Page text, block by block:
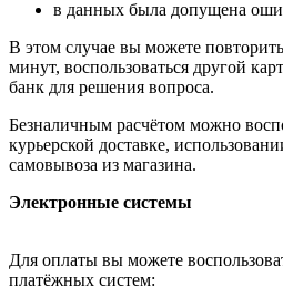
в данных была допущена
В этом случае вы можете
минут, воспользоваться другой
банк для решения вопроса.
Безналичным расчётом можно
курьерской доставке,
самовывоза из магазина.
Электронные системы
Для оплаты вы можете
платёжных систем: